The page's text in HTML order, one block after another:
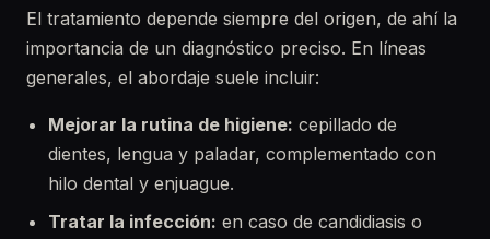
El tratamiento depende siempre del origen, de ahí la
importancia de un diagnóstico preciso. En líneas
generales, el abordaje suele incluir:
Mejorar la rutina de higiene: cepillado de
dientes, lengua y paladar, complementado con
hilo dental y enjuague.
Tratar la infección: en caso de candidiasis o